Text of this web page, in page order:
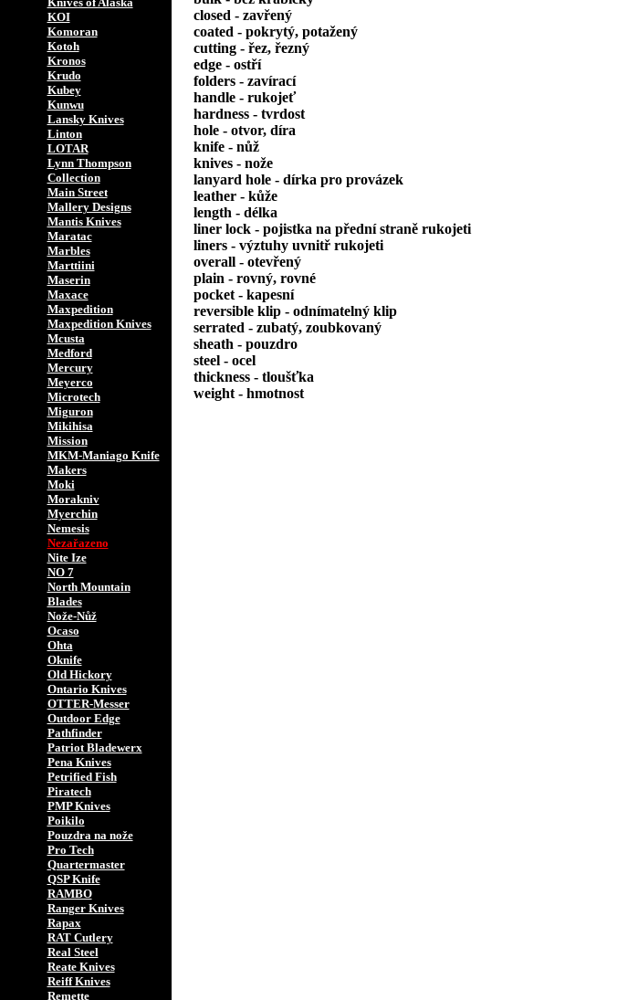
KOI
Komoran
Kotoh
Kronos
Krudo
Kubey
Kunwu
Lansky Knives
Linton
LOTAR
Lynn Thompson
Collection
Main Street
Mallery Designs
Mantis Knives
Maratac
Marbles
Marttiini
Maserin
Maxace
Maxpedition
Maxpedition Knives
Mcusta
Medford
Mercury
Meyerco
Microtech
Miguron
Mikihisa
Mission
MKM-Maniago Knife
Makers
Moki
Morakniv
Myerchin
Nemesis
Nezařazeno
Nite Ize
NO 7
North Mountain
Blades
Nože-Nůž
Ocaso
Ohta
Oknife
Old Hickory
Ontario Knives
OTTER-Messer
Outdoor Edge
Pathfinder
Patriot Bladewerx
Pena Knives
Petrified Fish
Piratech
PMP Knives
Poikilo
Pouzdra na nože
Pro Tech
Quartermaster
QSP Knife
RAMBO
Ranger Knives
Rapax
RAT Cutlery
Real Steel
Reate Knives
Reiff Knives
Remette
closed - zavřený
coated - pokrytý, potažený
cutting - řez, řezný
edge - ostří
folders - zavírací
handle - rukojeť
hardness - tvrdost
hole - otvor, díra
knife - nůž
knives - nože
lanyard hole - dírka pro provázek
leather - kůže
length - délka
liner lock - pojistka na přední straně rukojeti
liners - výztuhy uvnitř rukojeti
overall - otevřený
plain - rovný, rovné
pocket - kapesní
reversible klip - odnímatelný klip
serrated - zubatý, zoubkovaný
sheath - pouzdro
steel - ocel
thickness - tloušťka
weight - hmotnost